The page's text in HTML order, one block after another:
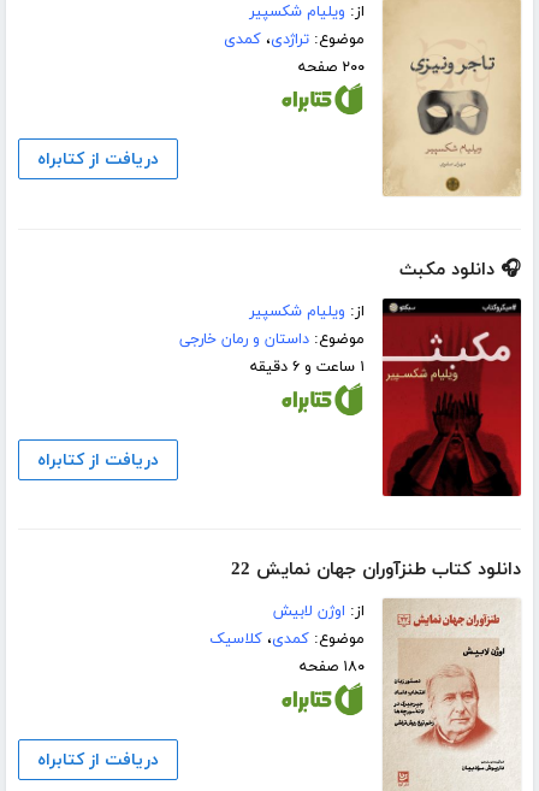
از: ویلیام شکسپیر
موضوع:تراژدی،کمدی
۲۰۰ صفحه
دریافت از کتابراه
🎧 دانلود مکبث
از: ویلیام شکسپیر
موضوع:داستان و رمان خارجی
۱ ساعت و ۶ دقیقه
دریافت از کتابراه
دانلود کتاب طنزآوران جهان نمایش 22
از: اوژن لابیش
موضوع:کمدی،کلاسیک
۱۸۰ صفحه
دریافت از کتابراه